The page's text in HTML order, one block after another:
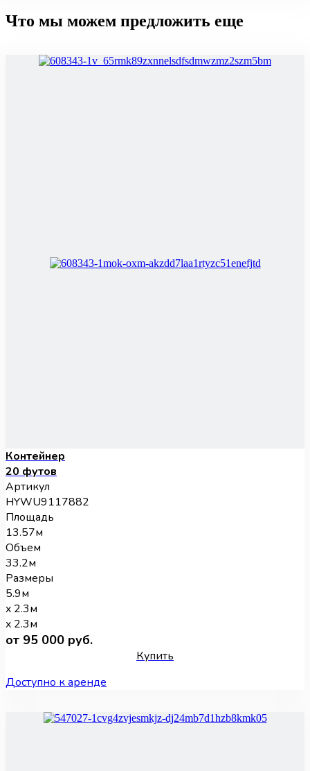
Что мы можем предложить еще
Контейнер
20 футов
Артикул
HYWU9117882
Площадь
13.57м
Объем
33.2м
Размеры
5.9м
x 2.3м
x 2.3м
от 95 000 руб.
Купить
Доступно к аренде